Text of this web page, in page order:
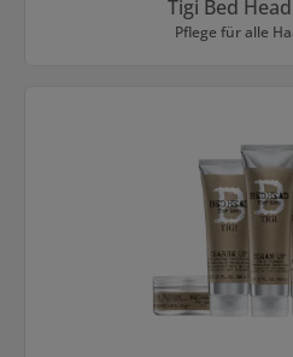
Tigi Bed
Pflege für alle